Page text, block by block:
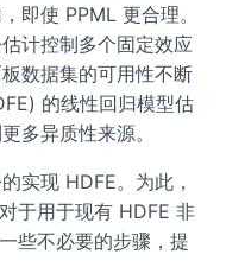
即使 PPML 更合理。
计控制多个固定效应
数据集的可用性不断
的线性回归模型估
多异质性来源。
实现 HDFE。为此，
于用于现有 HDFE 非
些不必要的步骤，提